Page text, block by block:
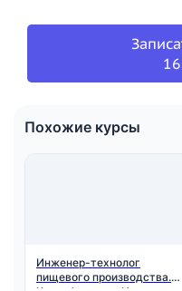
Похожие курсы
Инженер-технолог
пищевого производства.